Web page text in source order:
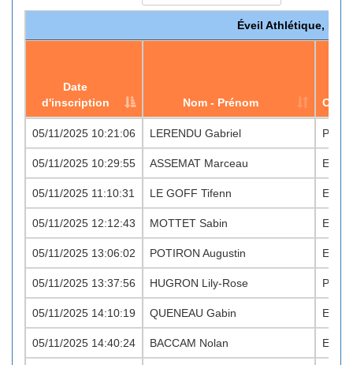
Éveil Athlétique,
Date
d'inscription
Nom - Prénom
Éveil Athlétique,
Date
Nom - Prénom
05/11/2025 10:21:06 LERENDU Gabriel PO M
05/11/2025 10:29:55 ASSEMAT Marceau EA M
05/11/2025 11:10:31 LE GOFF Tifenn EA F
05/11/2025 12:12:43 MOTTET Sabin EA M
05/11/2025 13:06:02 POTIRON Augustin EA M
05/11/2025 13:37:56 HUGRON Lily-Rose PO F
05/11/2025 14:10:19 QUENEAU Gabin EA M
05/11/2025 14:40:24 BACCAM Nolan EA M